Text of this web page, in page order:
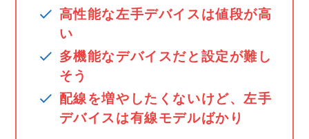
高性能な左手デバイスは値段が高
い
多機能なデバイスだと設定が難し
そう
配線を増やしたくないけど、左手
デバイスは有線モデルばかり